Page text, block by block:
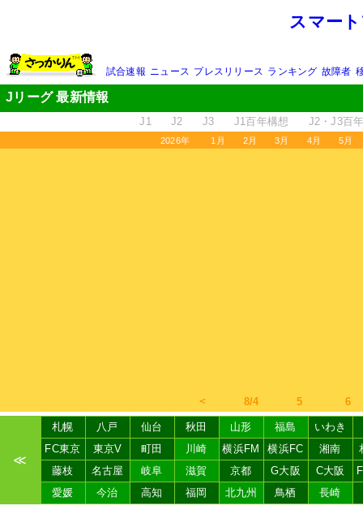
スマー
試合速報 ニュース プレスリリース ランキング 故障者
Jリーグ 最新情報
J1 J2 J3 J1百年構想 J2・J3百
2026年 1月 2月 3月 4月 5月
＜ 8/4 5 6
≪
札幌 八戸 仙台 秋田 山形 福島
いわき
FC東京
東京V 町田 川崎 横浜FM 横浜FC 湘南
藤枝
名古屋 岐阜 滋賀 京都 G大阪 C大阪
愛媛
今治 高知 福岡 北九州 鳥栖 長崎